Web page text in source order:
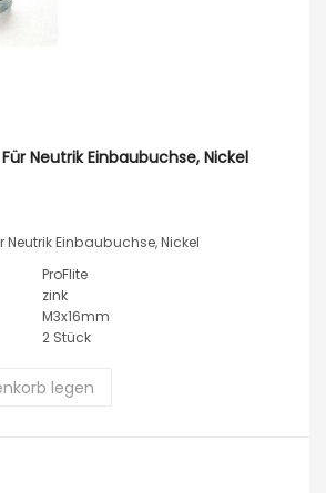
Neutrik Einbaubuchse, Nickel
Einbaubuchse, Nickel
ProFlite
zink
M3x16mm
2 Stück
legen